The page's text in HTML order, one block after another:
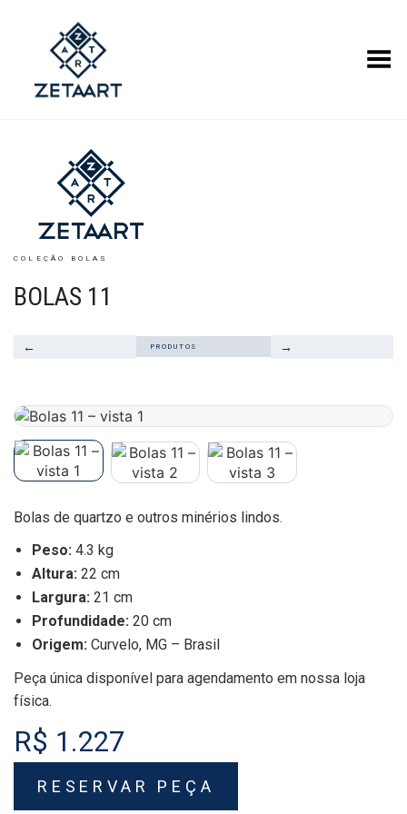
Alternar Menu
COLEÇÃO BOLAS
BOLAS 11
← PRODUTOS →
Bolas de quartzo e outros minérios lindos.
Peso: 4.3 kg
Altura: 22 cm
Largura: 21 cm
Profundidade: 20 cm
Origem: Curvelo, MG – Brasil
Peça única disponível para agendamento em nossa loja
física.
R$ 1.227
RESERVAR PEÇA